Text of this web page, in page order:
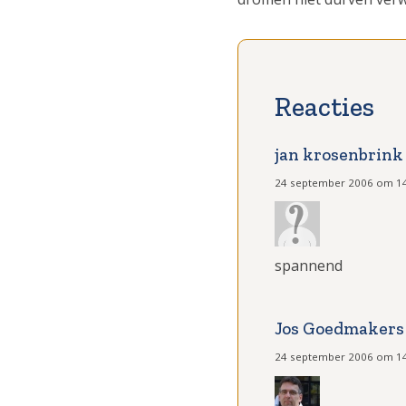
jan krosenbrink
24 september 2006 om
spannend
Jos Goedmakers
24 september 2006 om